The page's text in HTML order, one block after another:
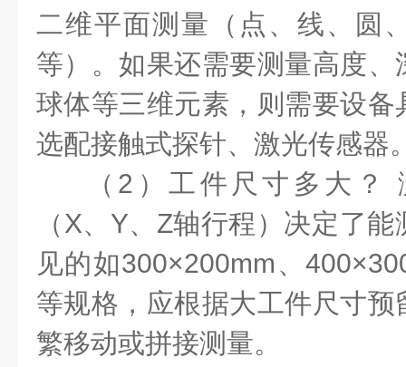
二维平面测量（点、线、圆
等）。如果还需要测量高度
球体等三维元素，则需要设
选配接触式探针、激光传感器
（2）工件尺寸多大？
（X、Y、Z轴行程）决定了
见的如300×200mm、
等规格，应根据大工件尺寸
繁移动或拼接测量。